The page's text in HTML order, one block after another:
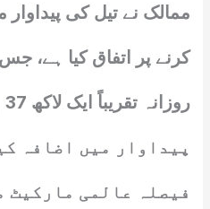
ممالک نے تیل کی
کرنے پر اتفاق کیا ہے،
پیداوار میں اضافہ
فیصلہ عالمی مارکیٹ